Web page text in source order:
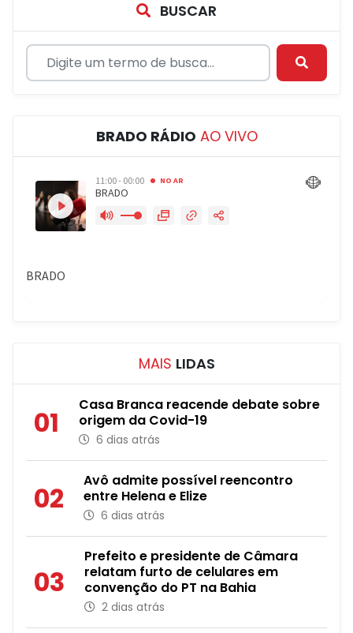
BUSCAR
BRADO RÁDIO AO VIVO
MAIS LIDAS
01
Casa Branca reacende debate sobre
origem da Covid-19
6 dias atrás
02
Avô admite possível reencontro
entre Helena e Elize
6 dias atrás
03
Prefeito e presidente de Câmara
relatam furto de celulares em
convenção do PT na Bahia
2 dias atrás